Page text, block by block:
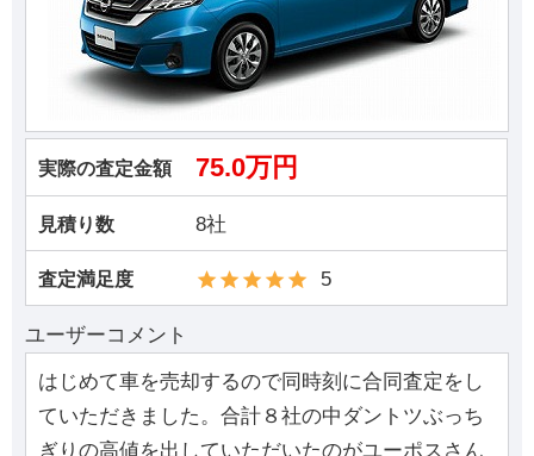
実際の査定金額 75.0万円
見積り数 8社
査定満足度 5
ユーザーコメント
はじめて車を売却するので同時刻に合同査定をし
ていただきました。合計８社の中ダントツぶっち
ぎりの高値を出していただいたのがユーポスさん